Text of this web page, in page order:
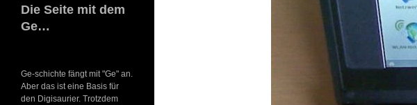
Die Seite mit dem
Ge…
Ge-schichte fängt mit "Ge" an.
Aber das ist eine Basis für
den Digisaurier. Trotzdem